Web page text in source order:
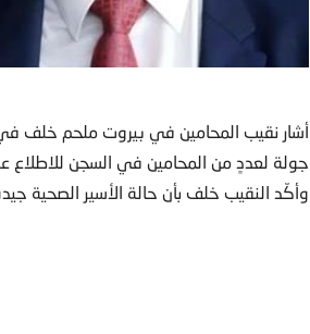
أشار نقيب المحامين في بيروت ملحم خلف في
جولة لعددٍ من المحامين في السجن للاطلاع
وأكّد النقيب خلف بأن حالة الأسير الصحية